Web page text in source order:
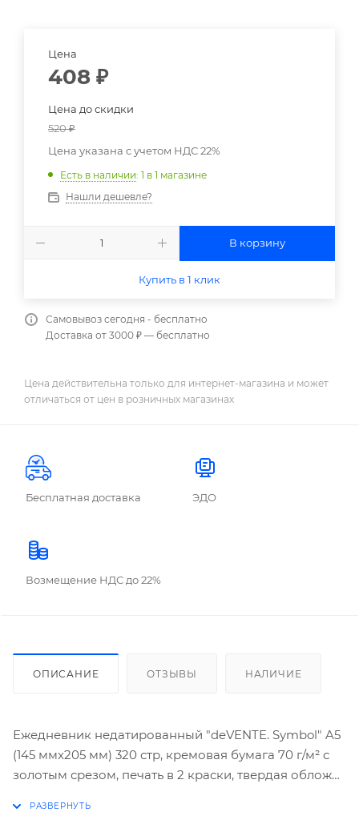
Цена
408 ₽
Цена до скидки
520₽
Цена указана с учетом НДС 22%
Есть в наличии: 1 в 1 магазине
Нашли дешевле?
В корзину
Купить в 1 клик
Самовывоз сегодня - бесплатно
Доставка от 3000 ₽ — бесплатно
Цена действительна только для интернет-магазина и может
отличаться от цен в розничных магазинах
Бесплатная доставка ЭДО
Возмещение НДС до 22%
ОПИСАНИЕ ОТЗЫВЫ НАЛИЧИЕ
Ежедневник недатированный "deVENTE. Symbol" A5
(145 ммx205 мм) 320 стр, кремовая бумага 70 г/м² с
золотым срезом, печать в 2 краски, твердая обложка